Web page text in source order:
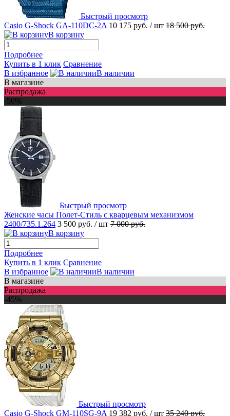
Быстрый просмотр
Casio G-Shock GA-110DC-2A 10 175 руб. / шт 18 500 руб.
В корзину
Подробнее
Купить в 1 клик Сравнение
В избранное
В наличии
В магазине
Распродажа
-50%
Быстрый просмотр
Женские часы Полет-Стиль с кварцевым механизмом
2400/735.1.264 3 500 руб. / шт 7 000 руб.
В корзину
Подробнее
Купить в 1 клик Сравнение
В избранное
В наличии
В магазине
Распродажа
-45%
Быстрый просмотр
Casio G-Shock GM-110SG-9A 19 382 руб. / шт 35 240 руб.